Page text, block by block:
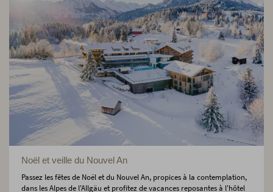
Noël et veille du Nouvel An
Passez les fêtes de Noël et du Nouvel An, propices à la contemplation,
dans les Alpes de l'Allgäu et profitez de vacances reposantes à l'hôtel